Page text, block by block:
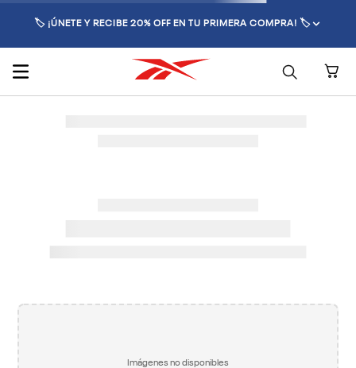
🏷️ ¡ÚNETE Y RECIBE 20% OFF EN TU PRIMERA COMPRA! 🏷️
Imágenes no disponibles